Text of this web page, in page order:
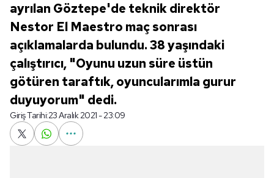
ayrılan Göztepe'de teknik direktör
Nestor El Maestro maç sonrası
açıklamalarda bulundu. 38 yaşındaki
çalıştırıcı, "Oyunu uzun süre üstün
götüren taraftık, oyuncularımla gurur
duyuyorum" dedi.
Giriş Tarihi:23 Aralık 2021 - 23:09